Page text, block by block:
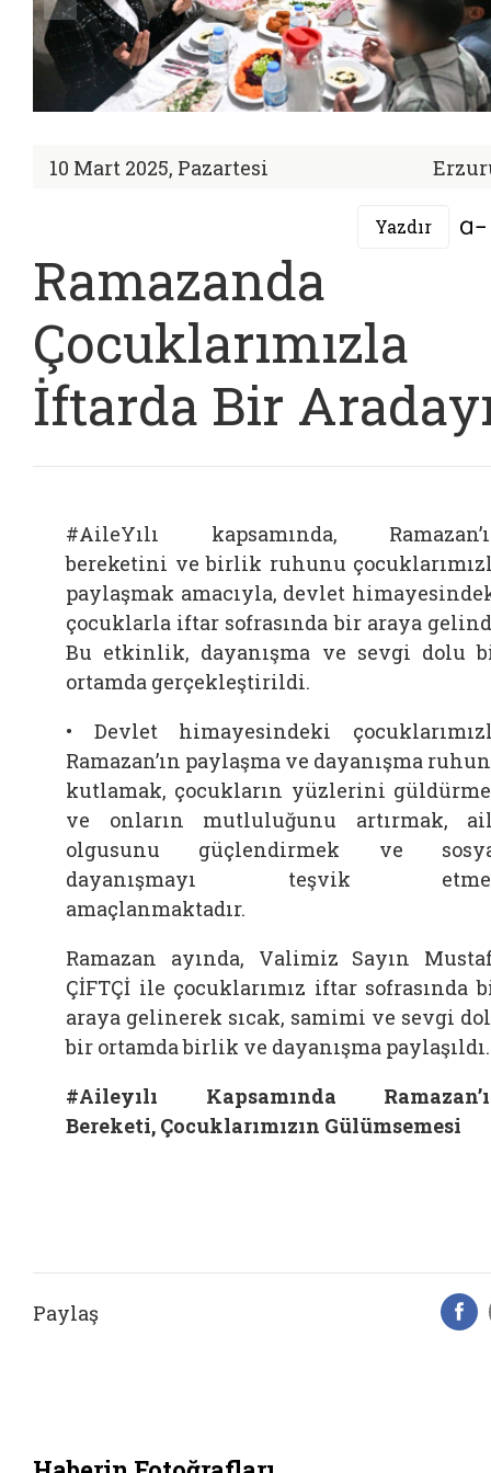
10 Mart 2025, Pazartesi
Yazdır
Ramazanda
Çocuklarımızla
İftarda Bir
#AileYılı kapsamında,
bereketini ve birlik ruhunu
paylaşmak amacıyla, devlet
çocuklarla iftar sofrasında bir araya
Bu etkinlik, dayanışma ve sevgi dolu
ortamda gerçekleştirildi.
• Devlet himayesindeki
Ramazan’ın paylaşma ve dayanışma
kutlamak, çocukların yüzlerini
ve onların mutluluğunu artırmak,
olgusunu güçlendirmek ve
dayanışmayı teşvik
amaçlanmaktadır.
Ramazan ayında, Valimiz Sayın
ÇİFTÇİ ile çocuklarımız iftar sofrasında
araya gelinerek sıcak, samimi ve sevgi
bir ortamda birlik ve dayanışma paylaşıldı.
#Aileyılı Kapsamında
Bereketi, Çocuklarımızın Gülümsemesi
Paylaş